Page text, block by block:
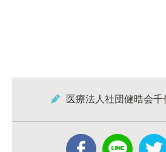
医療法人社団健晧会千